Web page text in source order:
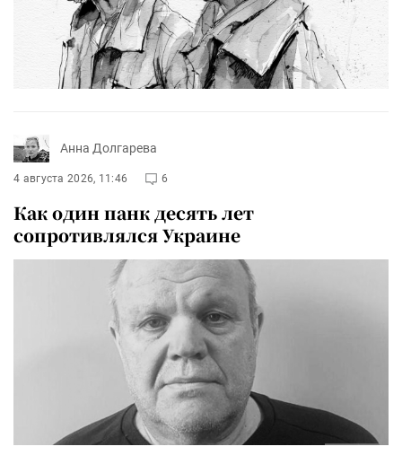
Анна Долгарева
4 августа 2026, 11:46 6
Как один панк десять лет
сопротивлялся Украине